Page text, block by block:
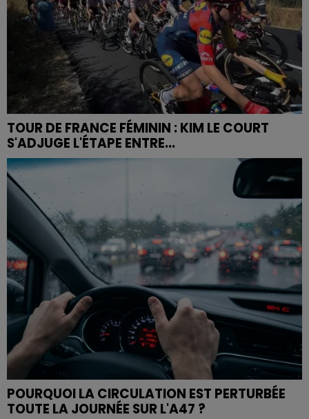
TOUR DE FRANCE FÉMININ : KIM LE COURT
S'ADJUGE L'ÉTAPE ENTRE...
POURQUOI LA CIRCULATION EST PERTURBÉE
TOUTE LA JOURNÉE SUR L'A47 ?